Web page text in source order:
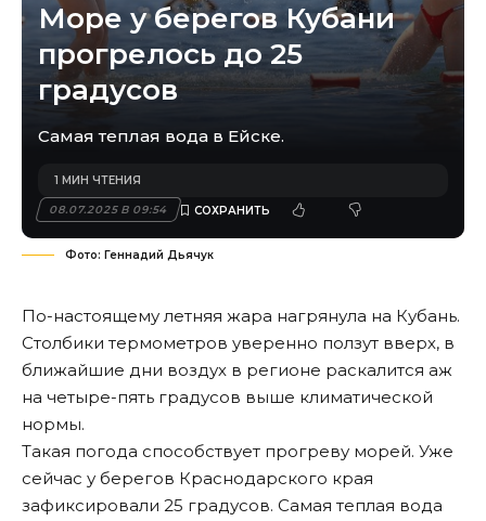
Море у берегов Кубани
прогрелось до 25
градусов
Самая теплая вода в Ейске.
08.07.2025 В 09:54
1 МИН ЧТЕНИЯ
Фото: Геннадий Дьячук
По-настоящему летняя жара нагрянула на Кубань.
Столбики термометров уверенно ползут вверх, в
ближайшие дни воздух в регионе раскалится аж
на четыре-пять градусов выше климатической
нормы.
Такая погода способствует прогреву морей. Уже
сейчас у берегов Краснодарского края
зафиксировали 25 градусов. Самая теплая вода